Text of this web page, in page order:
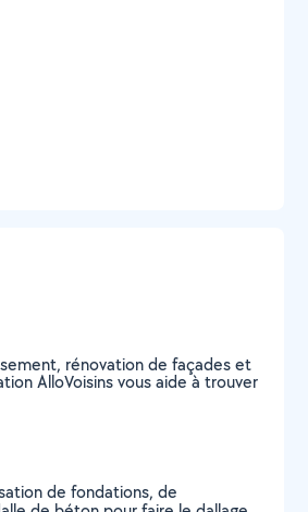
rénovation de façades et
AlloVoisins vous aide à trouver
de fondations, de